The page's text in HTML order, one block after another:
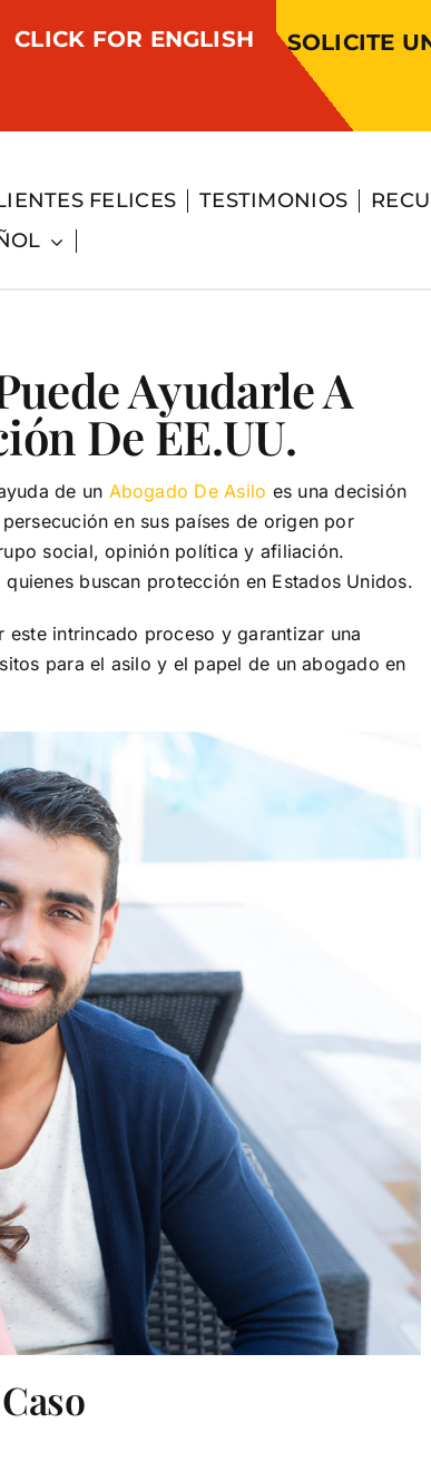
CLICK FOR ENGLISH SOLICITE
FELICES TESTIMONIOS
Ayudarle A
De EE.UU.
de un Abogado De Asilo es una decisión
en sus países de origen por
social, opinión política y afiliación.
buscan protección en Estados Unidos.
intrincado proceso y garantizar una
para el asilo y el papel de un abogado en